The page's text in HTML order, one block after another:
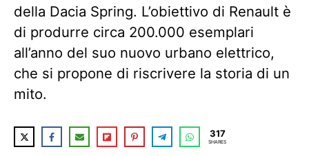
della Dacia Spring. L’obiettivo di Renault è
di produrre circa 200.000 esemplari
all’anno del suo nuovo urbano elettrico,
che si propone di riscrivere la storia di un
mito.
317
SHARES